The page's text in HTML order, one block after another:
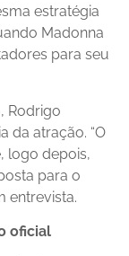
estratégia
Madonna
para seu
Rodrigo
da atração. “O
logo depois,
para o
entrevista.
oficial